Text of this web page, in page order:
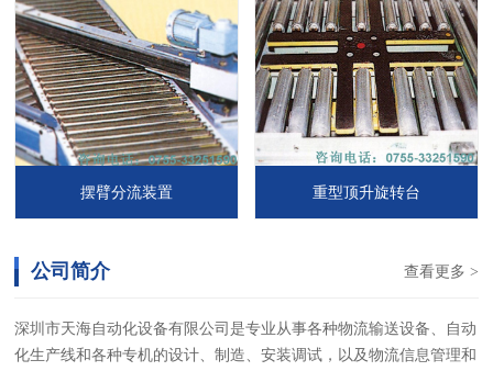
摆臂分流装置 重型顶升旋转台
查看更多 >
公司简介
深圳市天海自动化设备有限公司是专业从事各种物流输送设备、自动
化生产线和各种专机的设计、制造、安装调试，以及物流信息管理和